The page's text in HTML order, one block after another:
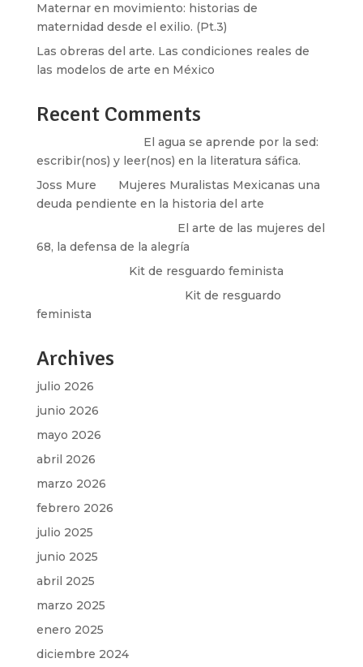
Maternar en movimiento: historias de
maternidad desde el exilio. (Pt.3)
Las obreras del arte. Las condiciones reales de
las modelos de arte en México
Recent Comments
El agua se aprende por la sed:
escribir(nos) y leer(nos) en la literatura sáfica.
Joss Mure
Mujeres Muralistas Mexicanas una
deuda pendiente en la historia del arte
El arte de las mujeres del
68, la defensa de la alegría
Kit de resguardo feminista
Kit de resguardo
feminista
Archives
julio 2026
junio 2026
mayo 2026
abril 2026
marzo 2026
febrero 2026
julio 2025
junio 2025
abril 2025
marzo 2025
enero 2025
diciembre 2024